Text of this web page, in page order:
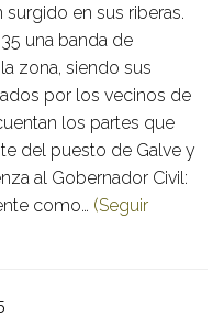
en sus riberas.
una banda de
zona, siendo sus
por los vecinos de
los partes que
del puesto de Galve y
al Gobernador Civil:
como… (Seguir